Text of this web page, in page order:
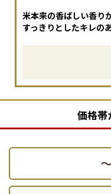
米本来の香ばしい香り
すっきりとしたキレの
価格帯